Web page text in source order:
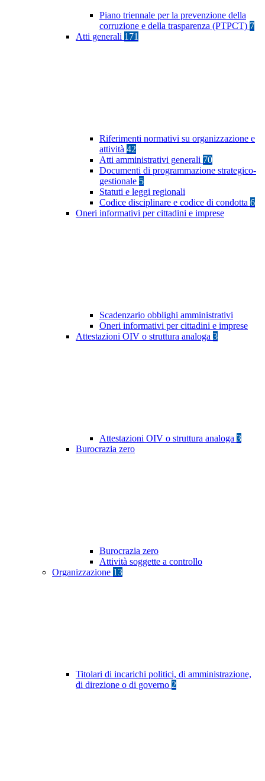
Piano triennale per la prevenzione della
corruzione e della trasparenza (PTPCT) 7
Atti generali 171
Riferimenti normativi su organizzazione e
attività 42
Atti amministrativi generali 70
Documenti di programmazione strategico-
gestionale 5
Statuti e leggi regionali
Codice disciplinare e codice di condotta 6
Oneri informativi per cittadini e imprese
Scadenzario obblighi amministrativi
Oneri informativi per cittadini e imprese
Attestazioni OIV o struttura analoga 3
Attestazioni OIV o struttura analoga 3
Burocrazia zero
Burocrazia zero
Attività soggette a controllo
Organizzazione 13
Titolari di incarichi politici, di amministrazione,
di direzione o di governo 2